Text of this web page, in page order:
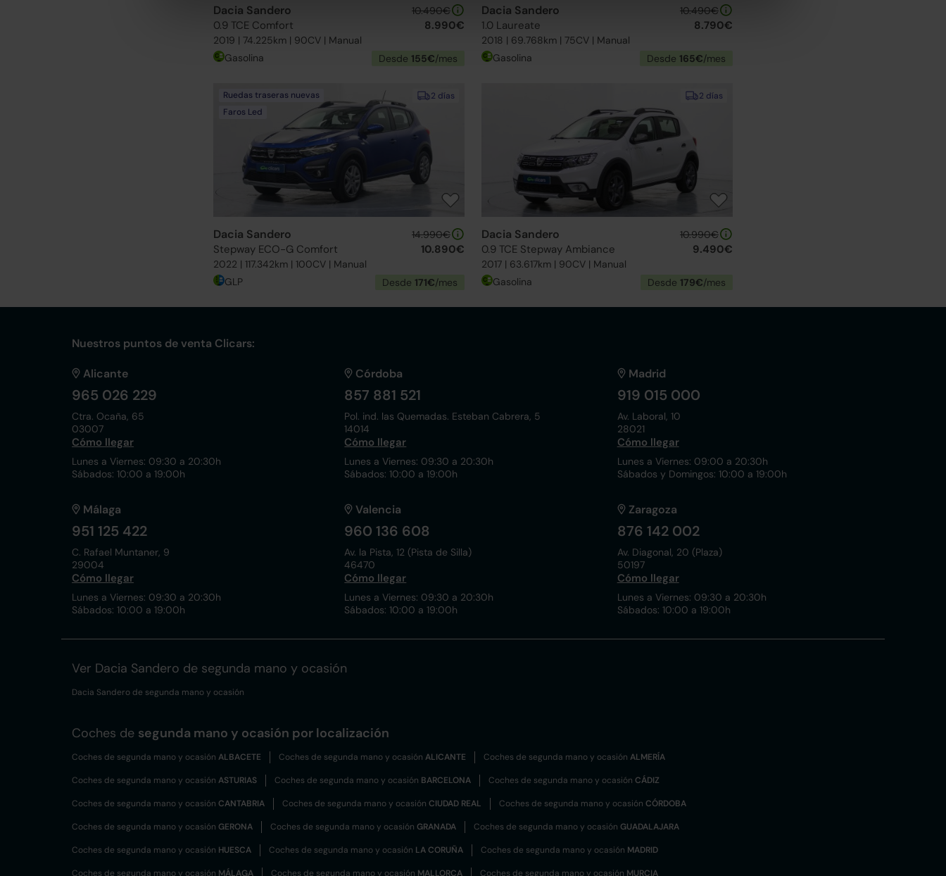
Dacia Sandero
0.9 TCE Comfort
2019 | 74.225km | 90CV | Manual
10.490€
8.990€
Gasolina Desde 155€/mes
Dacia Sandero
1.0 Laureate
2018 | 69.768km | 75CV | Manual
10.490€
8.790€
Gasolina Desde 165€/mes
2 días
Ruedas traseras nuevas
Faros Led
Dacia Sandero
Stepway ECO-G Comfort
2022 | 117.342km | 100CV | Manual
14.990€
10.890€
GLP Desde 171€/mes
2 días
Dacia Sandero
0.9 TCE Stepway Ambiance
2017 | 63.617km | 90CV | Manual
10.990€
9.490€
Gasolina Desde 179€/mes
Nuestros puntos de venta Clicars:
Alicante
965 026 229
Ctra. Ocaña, 65
03007
Cómo llegar
Lunes a Viernes: 09:30 a 20:30h
Sábados: 10:00 a 19:00h
Córdoba
857 881 521
Pol. ind. las Quemadas. Esteban Cabrera, 5
14014
Cómo llegar
Lunes a Viernes: 09:30 a 20:30h
Sábados: 10:00 a 19:00h
Madrid
919 015 000
Av. Laboral, 10
28021
Cómo llegar
Lunes a Viernes: 09:00 a 20:30h
Sábados y Domingos: 10:00 a 19:00h
Málaga
951 125 422
C. Rafael Muntaner, 9
29004
Cómo llegar
Lunes a Viernes: 09:30 a 20:30h
Sábados: 10:00 a 19:00h
Valencia
960 136 608
Av. la Pista, 12 (Pista de Silla)
46470
Cómo llegar
Lunes a Viernes: 09:30 a 20:30h
Sábados: 10:00 a 19:00h
Zaragoza
876 142 002
Av. Diagonal, 20 (Plaza)
50197
Cómo llegar
Lunes a Viernes: 09:30 a 20:30h
Sábados: 10:00 a 19:00h
Ver Dacia Sandero de segunda mano y ocasión
Dacia Sandero de segunda mano y ocasión
Coches de segunda mano y ocasión por localización
Coches de segunda mano y ocasión ALBACETE Coches de segunda mano y ocasión ALICANTE Coches de segunda mano y ocasión ALMERÍA
Coches de segunda mano y ocasión ASTURIAS Coches de segunda mano y ocasión BARCELONA Coches de segunda mano y ocasión CÁDIZ
Coches de segunda mano y ocasión CANTABRIA Coches de segunda mano y ocasión CIUDAD REAL Coches de segunda mano y ocasión CÓRDOBA
Coches de segunda mano y ocasión GERONA Coches de segunda mano y ocasión GRANADA Coches de segunda mano y ocasión GUADALAJARA
Coches de segunda mano y ocasión HUESCA Coches de segunda mano y ocasión LA CORUÑA Coches de segunda mano y ocasión MADRID
Coches de segunda mano y ocasión MÁLAGA Coches de segunda mano y ocasión MALLORCA Coches de segunda mano y ocasión MURCIA